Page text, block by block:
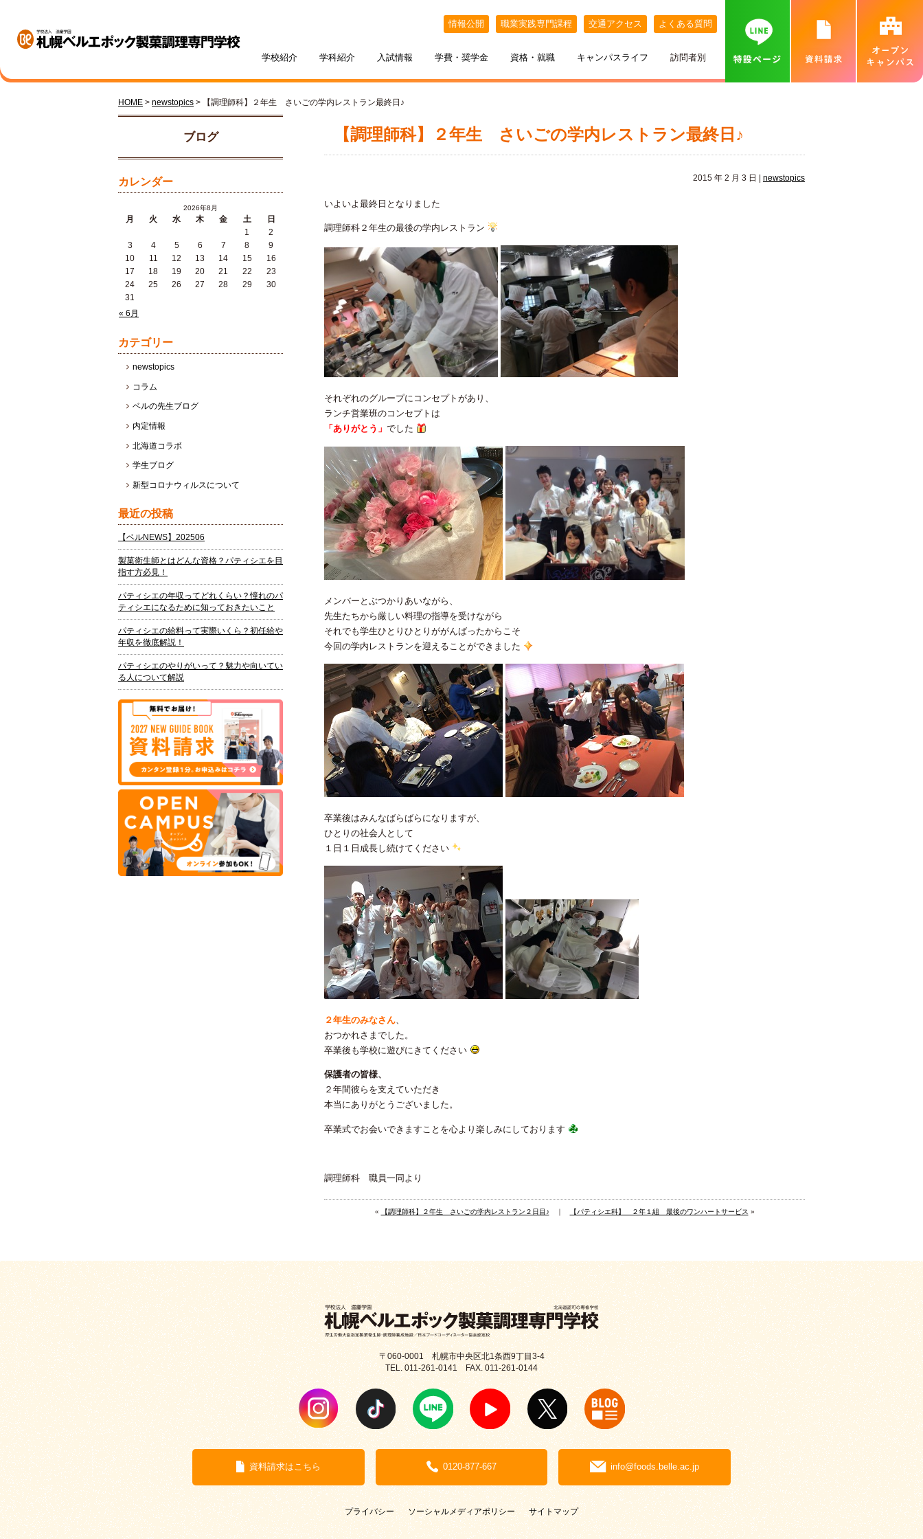
情報公開 職業実践専門課程 交通アクセス よくある質問
学校紹介
学校紹介
先輩が教える札幌ベルの魅力
ひとり暮らし
ベルズキッチン（学内店舗実習）
高等教育の修学支援新制度について
学科紹介
学科・専攻紹介
パティシエ科 調理師科 カフェ・スイーツ専科 3年間の学び
入試情報
入試情報
総合型選抜（AO入試） 特待生制度
一般入試
学費・奨学金
学費・奨学金
学費サポート
資格・就職
資格・就職
就職サポート
卒業生インタビュー
キャンパスライフ
キャンパスライフ
札幌ベル生のリアルボイス 年間スケジュール BELLE×わたし
札幌MAP
訪問者別
訪問者別
社会人・フリーター・大学生の方へ
北海道外から入学をお考えの方へ
採用情報（職員・講師募集）
業界の方へ（求人票）
中学生の方へ
オープンキャンパス
オンラインオープンキャンパス 出張オープンキャンパス
無料送迎バス
HOME > newstopics > 【調理師科】２年生 さいごの学内レストラン最終日♪
【調理師科】２年生 さいごの学内レストラン最終日♪
2015 年 2 月 3 日 | newstopics
いよいよ最終日となりました
調理師科２年生の最後の学内レストラン
それぞれのグループにコンセプトがあり、
ランチ営業班のコンセプトは
「ありがとう」 でした
メンバーとぶつかりあいながら、
先生たちから厳しい料理の指導を受けながら
それでも学生ひとりひとりががんばったからこそ
今回の学内レストランを迎えることができました
卒業後はみんなばらばらになりますが、
ひとりの社会人として
１日１日成長し続けてください
２年生のみなさん
おつかれさまでした。
卒業後も学校に遊びにきてください
保護者の皆様、
２年間彼らを支えていただき
本当にありがとうございました。
卒業式でお会いできますことを心より楽しみにしております
調理師科 職員一同より
« 【調理師科】２年生 さいごの学内レストラン２日目♪ ｜ 【パティシエ科】 ２年１組 最後のワンハートサービス »
ブログ
カレンダー
2026年8月
月 火 水 木 金 土 日
« 6月
1
2
3
4 5 6 7 8
9
10
11 12 13 14 15
16
17
18 19 20 21 22
23
24
25 26 27 28 29
30
31
カテゴリー
newstopics
コラム
ベルの先生ブログ
内定情報
北海道コラボ
学生ブログ
新型コロナウィルスについて
最近の投稿
【ベルNEWS】202506
製菓衛生師とはどんな資格？パティシエを目
指す方必見！
パティシエの年収ってどれくらい？憧れのパ
ティシエになるために知っておきたいこと
パティシエの給料って実際いくら？初任給や
年収を徹底解説！
パティシエのやりがいって？魅力や向いてい
る人について解説
〒060-0001 札幌市中央区北1条西9丁目3-4
TEL. 011-261-0141 FAX. 011-261-0144
資料請求はこちら 0120-877-667 info@foods.belle.ac.jp
プライバシー ソーシャルメディアポリシー サイトマップ